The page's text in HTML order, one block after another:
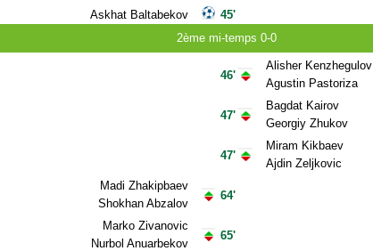
Askhat Baltabekov
45'
2ème mi-temps 0-0
Madi Zhakipbaev
Shokhan Abzalov
Marko Zivanovic
Nurbol Anuarbekov
46'
47'
47'
64'
65'
Alisher Kenzhegulov
Agustin Pastoriza
Bagdat Kairov
Georgiy Zhukov
Miram Kikbaev
Ajdin Zeljkovic